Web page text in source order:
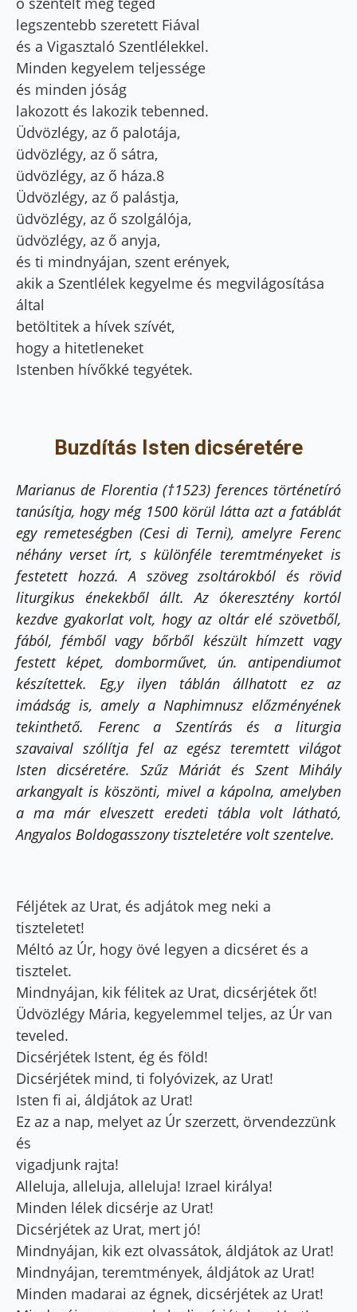
legszentebb szeretett Fiával
és a Vigasztaló Szentlélekkel.
Minden kegyelem teljessége
és minden jóság
lakozott és lakozik tebenned.
Üdvözlégy, az ő palotája,
üdvözlégy, az ő sátra,
üdvözlégy, az ő háza.8
Üdvözlégy, az ő palástja,
üdvözlégy, az ő szolgálója,
üdvözlégy, az ő anyja,
és ti mindnyájan, szent erények,
akik a Szentlélek kegyelme és megvilágosítása
által
betöltitek a hívek szívét,
hogy a hitetleneket
Istenben hívőkké tegyétek.
Buzdítás Isten dicséretére
Marianus de Florentia (†1523) ferences történetíró
tanúsítja, hogy még 1500 körül látta azt a fatáblát
egy remeteségben (Cesi di Terni), amelyre Ferenc
néhány verset írt, s különféle teremtményeket is
festetett hozzá. A szöveg zsoltárokból és rövid
liturgikus énekekből állt. Az ókeresztény kortól
kezdve gyakorlat volt, hogy az oltár elé szövetből,
fából, fémből vagy bőrből készült hímzett vagy
festett képet, domborművet, ún. antipendiumot
készítettek. Eg,y ilyen táblán állhatott ez az
imádság is, amely a Naphimnusz előzményének
tekinthető. Ferenc a Szentírás és a liturgia
szavaival szólítja fel az egész teremtett világot
Isten dicséretére. Szűz Máriát és Szent Mihály
arkangyalt is köszönti, mivel a kápolna, amelyben
a ma már elveszett eredeti tábla volt látható,
Angyalos Boldogasszony tiszteletére volt szentelve.
Féljétek az Urat, és adjátok meg neki a
tiszteletet!
Méltó az Úr, hogy övé legyen a dicséret és a
tisztelet.
Mindnyájan, kik félitek az Urat, dicsérjétek őt!
Üdvözlégy Mária, kegyelemmel teljes, az Úr van
teveled.
Dicsérjétek Istent, ég és föld!
Dicsérjétek mind, ti folyóvizek, az Urat!
Isten fi ai, áldjátok az Urat!
Ez az a nap, melyet az Úr szerzett, örvendezzünk
és
vigadjunk rajta!
Alleluja, alleluja, alleluja! Izrael királya!
Minden lélek dicsérje az Urat!
Dicsérjétek az Urat, mert jó!
Mindnyájan, kik ezt olvassátok, áldjátok az Urat!
Mindnyájan, teremtmények, áldjátok az Urat!
Minden madarai az égnek, dicsérjétek az Urat!